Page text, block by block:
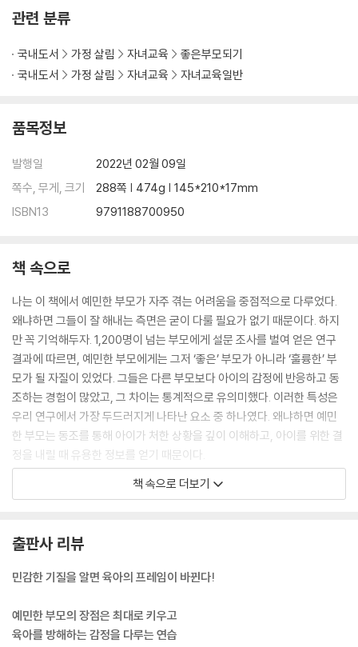
관련 분류
국내도서 가정 살림 자녀교육
좋은부모되기
국내도서
가정 살림 자녀교육 자녀교육일반
품목정보
발행일
2022년 02월 09일
쪽수, 무게, 크기
288쪽 | 474g | 145*210*17mm
ISBN13
9791188700950
책 속으로
나는 이 책에서 예민한 부모가 자주 겪는 어려움을 중점적으로 다루었다.
왜냐하면 그들이 잘 해내는 측면은 굳이 다룰 필요가 없기 때문이다. 하지
만 꼭 기억해두자. 1,200명이 넘는 부모에게 설문 조사를 벌여 얻은 연구
결과에 따르면, 예민한 부모에게는 그저 ‘좋은’ 부모가 아니라 ‘훌륭한’ 부
모가 될 자질이 있었다. 그들은 다른 부모보다 아이의 감정에 반응하고 동
조하는 경험이 많았고, 그 차이는 통계적으로 유의미했다. 이러한 특성은
우리 연구에서 가장 두드러지게 나타난 요소 중 하나였다. 왜냐하면 예민
한 부모는 동조를 통해 아이가 처한 상황을 깊이 이해하고, 아이를 위한 결
정을 내릴 때 유용한 정보를 얻기 때문이다.
--- p. 7 「서문」 중에서
한 갖가지 특징, 유모차가 뒤집힐 때 일어날 수 있는 일, 유모차를 미는 사
람의 특징 등등을 떠올리고 번개처럼 빠른 속도로 다른 유모차와 비교할
서 자기가 유모차를 제대로 샀는지 궁금해할 것이다. 반면 예민하지 않은
부모는 유모차가 지나갔다는 사실조차 알아차리지 못할 수도 있다. .
책 속으로 더보기
출판사 리뷰
민감한 기질을 알면 육아의 프레임이 바뀐다!
예민한 부모의 장점은 최대로 키우고
육아를 방해하는 감정을 다루는 연습